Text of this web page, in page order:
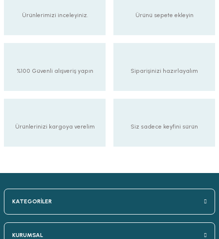
Ürünlerimizi inceleyiniz. Ürünü sepete ekleyin
%100 Güvenli alışveriş yapın Siparişinizi hazırlayalım
Ürünlerinizi kargoya verelim Siz sadece keyfini sürün
KATEGORİLER
KURUMSAL